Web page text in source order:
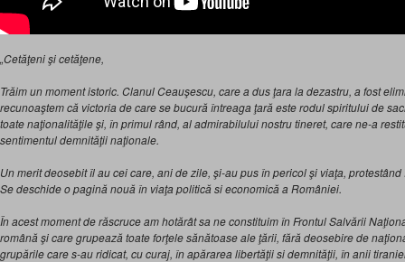
„Cetăţeni şi cetăţene,
Trăim un moment istoric. Clanul Ceauşescu, care a dus ţara la dezastru, a fost
recunoaştem că victoria de care se bucură întreaga ţară este rodul spiritului de
toate naţionalităţile şi, în primul rând, al admirabilului nostru tineret, care ne-a
sentimentul demnităţii naţionale.
Un merit deosebit îl au cei care, ani de zile, şi-au pus în pericol şi viaţa,
Se deschide o pagină nouă în viaţa politică si economică a României.
În acest moment de răscruce am hotărât sa ne constituim în Frontul Salvării
română şi care grupează toate forţele sănătoase ale ţării, fără deosebire de
grupările care s-au ridicat, cu curaj, în apărarea libertăţii si demnităţii, în anii